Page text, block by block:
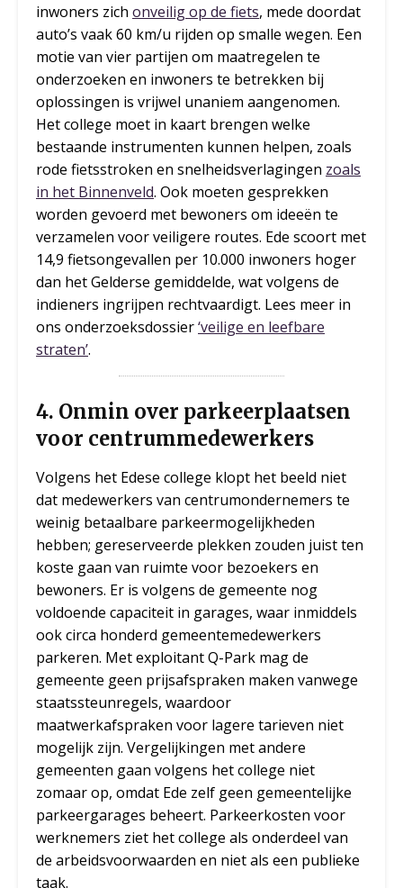
inwoners zich onveilig op de fiets, mede doordat
auto’s vaak 60 km/u rijden op smalle wegen. Een
motie van vier partijen om maatregelen te
onderzoeken en inwoners te betrekken bij
oplossingen is vrijwel unaniem aangenomen.
Het college moet in kaart brengen welke
bestaande instrumenten kunnen helpen, zoals
rode fietsstroken en snelheidsverlagingen zoals
in het Binnenveld. Ook moeten gesprekken
worden gevoerd met bewoners om ideeën te
verzamelen voor veiligere routes. Ede scoort met
14,9 fietsongevallen per 10.000 inwoners hoger
dan het Gelderse gemiddelde, wat volgens de
indieners ingrijpen rechtvaardigt. Lees meer in
ons onderzoeksdossier‘veilige en leefbare
straten’.
4. Onmin over parkeerplaatsen
voor centrummedewerkers
Volgens het Edese college klopt het beeld niet
dat medewerkers van centrumondernemers te
weinig betaalbare parkeermogelijkheden
hebben; gereserveerde plekken zouden juist ten
koste gaan van ruimte voor bezoekers en
bewoners. Er is volgens de gemeente nog
voldoende capaciteit in garages, waar inmiddels
ook circa honderd gemeentemedewerkers
parkeren. Met exploitant Q-Park mag de
gemeente geen prijsafspraken maken vanwege
staatssteunregels, waardoor
maatwerkafspraken voor lagere tarieven niet
mogelijk zijn. Vergelijkingen met andere
gemeenten gaan volgens het college niet
zomaar op, omdat Ede zelf geen gemeentelijke
parkeergarages beheert. Parkeerkosten voor
werknemers ziet het college als onderdeel van
de arbeidsvoorwaarden en niet als een publieke
taak.